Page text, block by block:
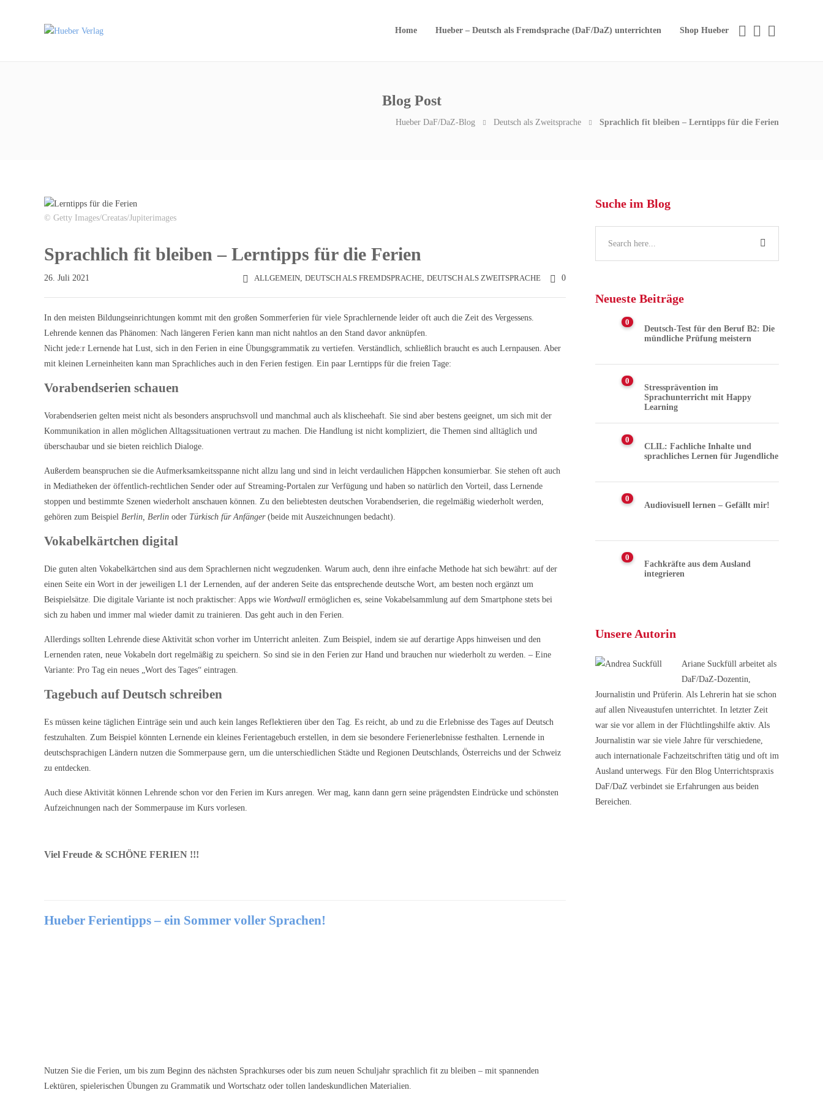
Home Hueber – Deutsch als Fremdsprache (DaF/DaZ) unterrichten Shop Hueber
Blog Post
Hueber DaF/DaZ-Blog Deutsch als Zweitsprache Sprachlich fit bleiben – Lerntipps für die Ferien
© Getty Images/Creatas/Jupiterimages
Sprachlich fit bleiben – Lerntipps für die Ferien
26. Juli 2021 ALLGEMEIN, DEUTSCH ALS FREMDSPRACHE, DEUTSCH ALS ZWEITSPRACHE 0
In den meisten Bildungseinrichtungen kommt mit den großen Sommerferien für viele Sprachlernende leider oft auch die Zeit des Vergessens.
Lehrende kennen das Phänomen: Nach längeren Ferien kann man nicht nahtlos an den Stand davor anknüpfen.
Nicht jede:r Lernende hat Lust, sich in den Ferien in eine Übungsgrammatik zu vertiefen. Verständlich, schließlich braucht es auch Lernpausen. Aber
mit kleinen Lerneinheiten kann man Sprachliches auch in den Ferien festigen. Ein paar Lerntipps für die freien Tage:
Vorabendserien schauen
Vorabendserien gelten meist nicht als besonders anspruchsvoll und manchmal auch als klischeehaft. Sie sind aber bestens geeignet, um sich mit der
Kommunikation in allen möglichen Alltagssituationen vertraut zu machen. Die Handlung ist nicht kompliziert, die Themen sind alltäglich und
überschaubar und sie bieten reichlich Dialoge.
Außerdem beanspruchen sie die Aufmerksamkeitsspanne nicht allzu lang und sind in leicht verdaulichen Häppchen konsumierbar. Sie stehen oft auch
in Mediatheken der öffentlich-rechtlichen Sender oder auf Streaming-Portalen zur Verfügung und haben so natürlich den Vorteil, dass Lernende
stoppen und bestimmte Szenen wiederholt anschauen können. Zu den beliebtesten deutschen Vorabendserien, die regelmäßig wiederholt werden,
gehören zum Beispiel Berlin, Berlin oder Türkisch für Anfänger (beide mit Auszeichnungen bedacht).
Vokabelkärtchen digital
Die guten alten Vokabelkärtchen sind aus dem Sprachlernen nicht wegzudenken. Warum auch, denn ihre einfache Methode hat sich bewährt: auf der
einen Seite ein Wort in der jeweiligen L1 der Lernenden, auf der anderen Seite das entsprechende deutsche Wort, am besten noch ergänzt um
Beispielsätze. Die digitale Variante ist noch praktischer: Apps wie Wordwall ermöglichen es, seine Vokabelsammlung auf dem Smartphone stets bei
sich zu haben und immer mal wieder damit zu trainieren. Das geht auch in den Ferien.
Allerdings sollten Lehrende diese Aktivität schon vorher im Unterricht anleiten. Zum Beispiel, indem sie auf derartige Apps hinweisen und den
Lernenden raten, neue Vokabeln dort regelmäßig zu speichern. So sind sie in den Ferien zur Hand und brauchen nur wiederholt zu werden. – Eine
Variante: Pro Tag ein neues „Wort des Tages“ eintragen.
Tagebuch auf Deutsch schreiben
Es müssen keine täglichen Einträge sein und auch kein langes Reflektieren über den Tag. Es reicht, ab und zu die Erlebnisse des Tages auf Deutsch
festzuhalten. Zum Beispiel könnten Lernende ein kleines Ferientagebuch erstellen, in dem sie besondere Ferienerlebnisse festhalten. Lernende in
deutschsprachigen Ländern nutzen die Sommerpause gern, um die unterschiedlichen Städte und Regionen Deutschlands, Österreichs und der Schweiz
zu entdecken.
Auch diese Aktivität können Lehrende schon vor den Ferien im Kurs anregen. Wer mag, kann dann gern seine prägendsten Eindrücke und schönsten
Aufzeichnungen nach der Sommerpause im Kurs vorlesen.
Viel Freude & SCHÖNE FERIEN !!!
Hueber Ferientipps – ein Sommer voller Sprachen!
Nutzen Sie die Ferien, um bis zum Beginn des nächsten Sprachkurses oder bis zum neuen Schuljahr sprachlich fit zu bleiben – mit spannenden
Lektüren, spielerischen Übungen zu Grammatik und Wortschatz oder tollen landeskundlichen Materialien.
Suche im Blog
Neueste Beiträge
0
Deutsch-Test für den Beruf B2: Die
mündliche Prüfung meistern
0
Stressprävention im
Sprachunterricht mit Happy
Learning
0
CLIL: Fachliche Inhalte und
sprachliches Lernen für Jugendliche
0
Audiovisuell lernen – Gefällt mir!
0
Fachkräfte aus dem Ausland
integrieren
Unsere Autorin
Ariane Suckfüll arbeitet als
DaF/DaZ-Dozentin,
Journalistin und Prüferin. Als Lehrerin hat sie schon
auf allen Niveaustufen unterrichtet. In letzter Zeit
war sie vor allem in der Flüchtlingshilfe aktiv. Als
Journalistin war sie viele Jahre für verschiedene,
auch internationale Fachzeitschriften tätig und oft im
Ausland unterwegs. Für den Blog Unterrichtspraxis
DaF/DaZ verbindet sie Erfahrungen aus beiden
Bereichen.